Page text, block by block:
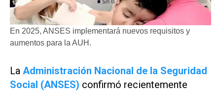
En 2025, ANSES implementará nuevos requisitos y
aumentos para la AUH.
La Administración Nacional de la Seguridad
Social (ANSES) confirmó recientemente